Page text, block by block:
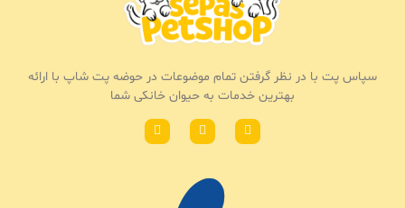
سپاس پت با در نظر گرفتن تمام موضوعات در حوضه پت شاپ با ارائه
بهترین خدمات به حیوان خانکی شما